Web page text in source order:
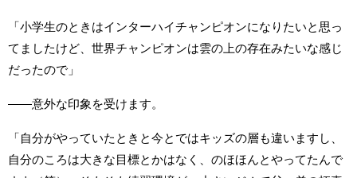
「小学生のときはインターハイチャンピオンになりたいと思っ
てましたけど、世界チャンピオンは雲の上の存在みたいな感じ
だったので」
――意外な印象を受けます。
「自分がやっていたときと今とではキッズの層も違いますし、
自分のころは大きな目標とかはなく、のほほんとやってたんで